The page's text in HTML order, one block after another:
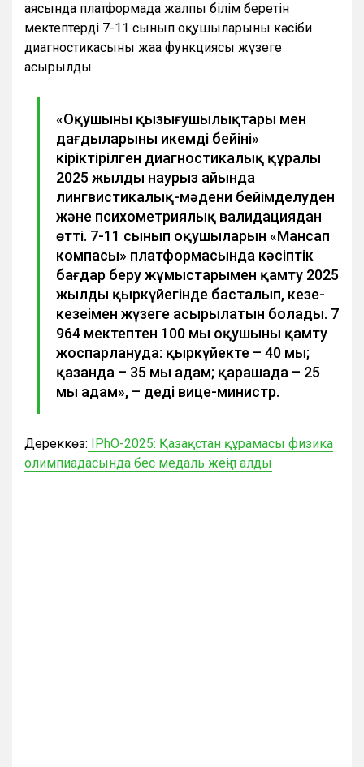
аясында платформада жалпы білім беретін
мектептердің 7-11 сынып оқушыларының кәсіби
диагностикасының жаңа функциясы жүзеге
асырылды.
«Оқушының қызығушылықтары мен
дағдыларының икемді бейіні»
кіріктірілген диагностикалық құралы
2025 жылдың наурыз айында
лингвистикалық-мәдени бейімделуден
және психометриялық валидациядан
өтті. 7-11 сынып оқушыларын «Мансап
компасы» платформасында кәсіптік
бағдар беру жұмыстарымен қамту 2025
жылдың қыркүйегінде басталып, кезең-
кезеңімен жүзеге асырылатын болады. 7
964 мектептен 100 мың оқушыны қамту
жоспарлануда: қыркүйекте – 40 мың;
қазанда – 35 мың адам; қарашада – 25
мың адам», – деді вице-министр.
Дереккөз: IPhO-2025: Қазақстан құрамасы физика
олимпиадасында бес медаль жеңіп алды